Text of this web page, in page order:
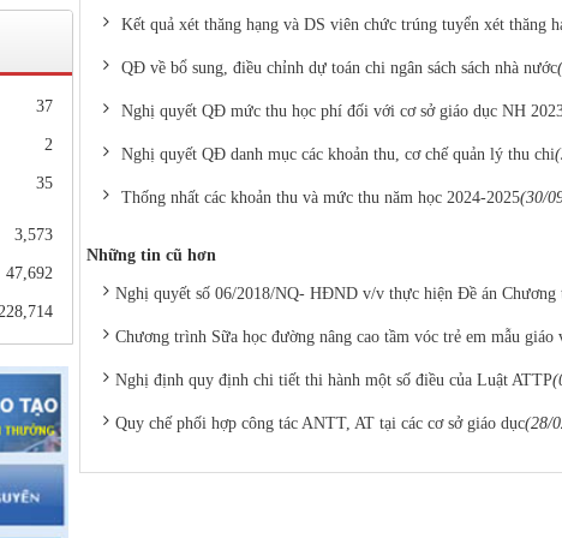
Kết quả xét thăng hạng và DS viên chức trúng tuyển xét thăng
QĐ về bổ sung, điều chỉnh dự toán chi ngân sách sách nhà nước
Nghị quyết QĐ mức thu học phí đối với cơ sở giáo dục NH
Nghị quyết QĐ danh mục các khoản thu, cơ chế quản lý thu chi
Thống nhất các khoản thu và mức thu năm học 2024-2025(30/
Những tin cũ hơn
Nghị quyết số 06/2018/NQ- HĐND v/v thực hiện Đề án Chương
Chương trình Sữa học đường nâng cao tầm vóc trẻ em mẫu giáo
Nghị định quy định chi tiết thi hành một số điều của Luật ATTP
Quy chế phối hợp công tác ANTT, AT tại các cơ sở giáo dục(28/
37
2
35
3,573
47,692